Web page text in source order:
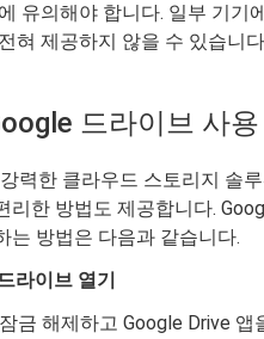
유의해야 합니다. 일부 기기
혀 제공하지 않을 수 있습니
드라이브 사용
력한 클라우드 스토리지 솔
리한 방법도 제공합니다.
는 방법은 다음과 같습니다.
라이브 열기
금 해제하고 Google Drive